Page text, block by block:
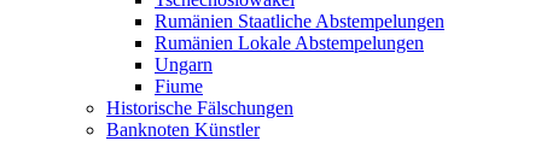
Rumänien Staatliche Abstempelungen
Rumänien Lokale Abstempelungen
Ungarn
Fiume
Historische Fälschungen
Banknoten Künstler